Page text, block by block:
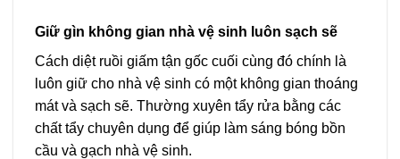
Giữ gìn không gian nhà vệ sinh luôn sạch sẽ
Cách diệt ruồi giấm tận gốc cuối cùng đó chính là
luôn giữ cho nhà vệ sinh có một không gian thoáng
mát và sạch sẽ. Thường xuyên tẩy rửa bằng các
chất tẩy chuyên dụng để giúp làm sáng bóng bồn
cầu và gạch nhà vệ sinh.